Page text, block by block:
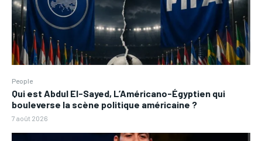
People
Qui est Abdul El-Sayed, L’Américano-Égyptien qui
bouleverse la scène politique américaine ?
7 août 2026